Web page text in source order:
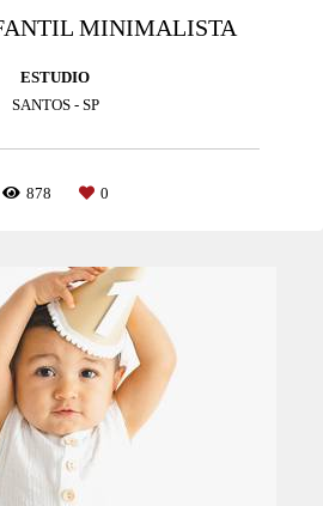
MINIMALISTA
ESTUDIO
SANTOS - SP
878 0